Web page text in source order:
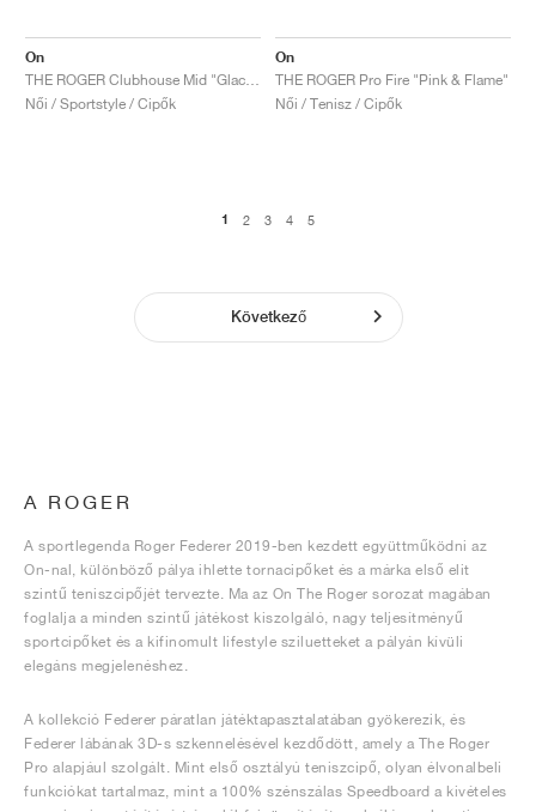
On
Női / Sportstyle / Cipők
On
THE ROGER Pro Fire "Pink & Flame"
Női / Tenisz / Cipők
1 2 3 4 5
Következő
A ROGER
A sportlegenda Roger Federer 2019-ben kezdett együttműködni az
On-nal, különböző pálya ihlette tornacipőket és a márka első elit
szintű teniszcipőjét tervezte. Ma az On The Roger sorozat magában
foglalja a minden szintű játékost kiszolgáló, nagy teljesítményű
sportcipőket és a kifinomult lifestyle sziluetteket a pályán kívüli
elegáns megjelenéshez.
A kollekció Federer páratlan játéktapasztalatában gyökerezik, és
Federer lábának 3D-s szkennelésével kezdődött, amely a The Roger
Pro alapjául szolgált. Mint első osztályú teniszcipő, olyan élvonalbeli
funkciókat tartalmaz, mint a 100% szénszálas Speedboard a kivételes